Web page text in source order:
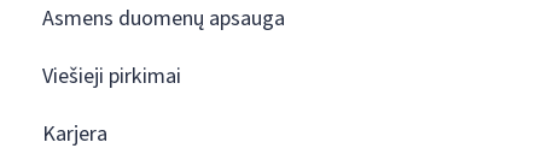
Asmens duomenų apsauga
Viešieji pirkimai
Karjera